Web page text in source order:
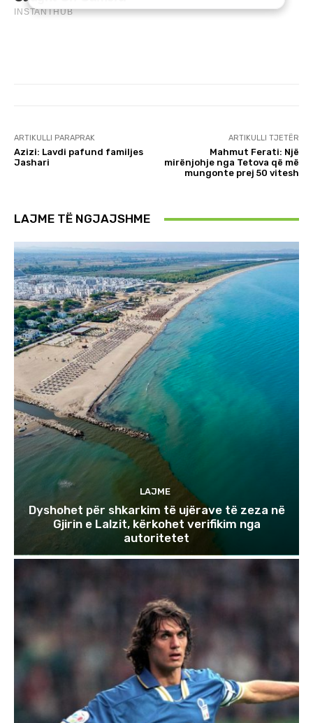
ARTIKULLI PARAPRAK
Azizi: Lavdi pafund familjes
Jashari
ARTIKULLI TJETËR
Mahmut Ferati: Një
mirënjohje nga Tetova që më
mungonte prej 50 vitesh
LAJME TË NGJAJSHME
LAJME
Dyshohet për shkarkim të ujërave të zeza në
Gjirin e Lalzit, kërkohet verifikim nga
autoritetet